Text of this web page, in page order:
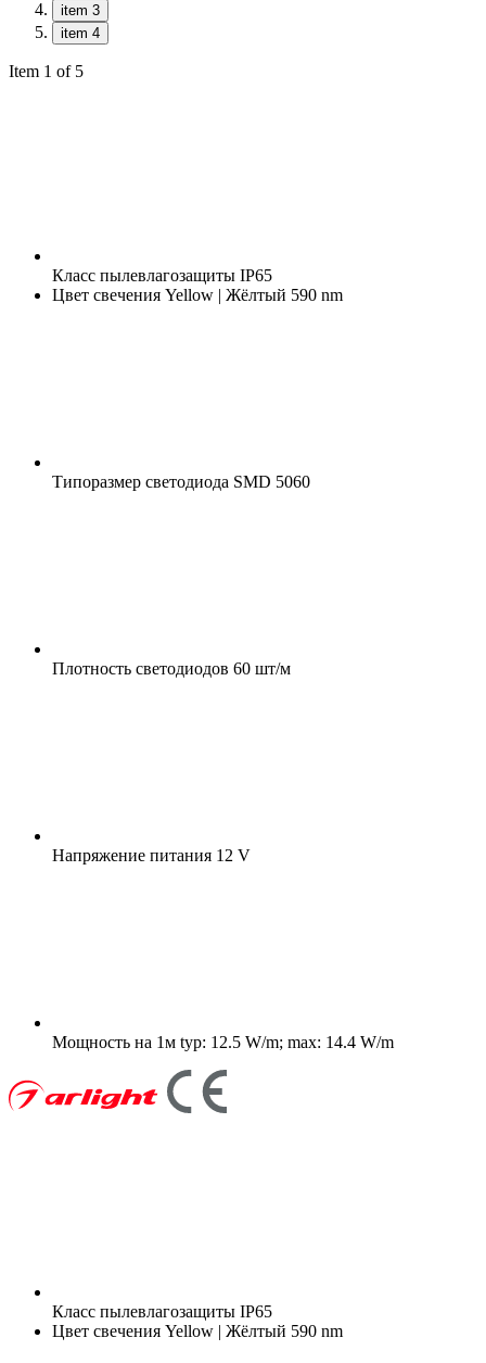
item 3
item 4
Item 1 of 5
Класс пылевлагозащиты IP65
Цвет свечения Yellow | Жёлтый 590 nm
Типоразмер светодиода SMD 5060
Плотность светодиодов 60 шт/м
Напряжение питания 12 V
Мощность на 1м typ: 12.5 W/m; max: 14.4 W/m
Класс пылевлагозащиты IP65
Цвет свечения Yellow | Жёлтый 590 nm